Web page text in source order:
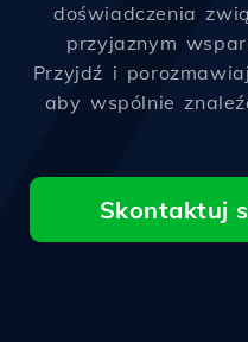
doświadczenia
przyjaznym
Przyjdź i
aby wspólnie
Skontaktuj